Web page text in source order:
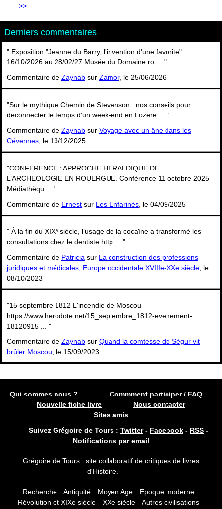
>>
Derniers commentaires
" Exposition "Jeanne du Barry, l'invention d'une favorite"
16/10/2026 au 28/02/27 Musée du Domaine ro ... "
Commentaire de Zaynab sur Zamor, le 25/06/2026
"Sur le mythique Chemin de Stevenson : nos conseils pour
déconnecter le temps d'un week-end en Lozère ... "
Commentaire de Zaynab sur Voyage avec un âne dans les
Cévennes , le 13/12/2025
"CONFERENCE : APPROCHE HERALDIQUE DE
L’ARCHEOLOGIE EN ROUERGUE. Conférence 11 octobre 2025
Médiathèqu ... "
Commentaire de Ernest sur Les Enfarinés , le 04/09/2025
" À la fin du XIXᵉ siècle, l’usage de la cocaïne a transformé les
consultations chez le dentiste http ... "
Commentaire de Patricia sur La construction des professions
juridiques et médicales, Europe occidentale XVIIIe-XXe siècle , le
08/10/2023
"15 septembre 1812 L'incendie de Moscou
https://www.herodote.net/15_septembre_1812-evenement-
18120915 ... "
Commentaire de Zaynab sur Quand la comtesse de Ségur vit
brûler Moscou , le 15/09/2023
Qui sommes nous ?
Commment participer / FAQ
Nouvelle fiche livre
Nous contacter
Sites amis
Suivez Grégoire de Tours : Twitter- Facebook - RSS -
Notifications par email
Grégoire de Tours : site collaboratif de critiques de livres
d'Histoire.
Recherche Antiquité Moyen Age
Epoque moderne
Révolution et XIXe siècle
XXe siècle
Autres civilisations